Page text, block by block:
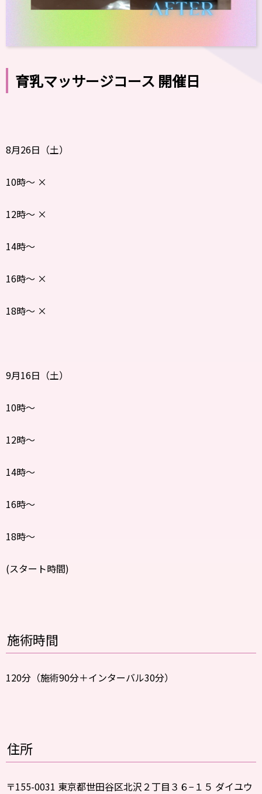
育乳マッサージコース 開催日
8月26日（土）
10時〜 ×
12時〜 ×
14時〜
16時〜 ×
18時〜 ×
9月16日（土）
10時〜
12時〜
14時〜
16時〜
18時〜
(スタート時間)
施術時間
120分（施術90分＋インターバル30分）
住所
〒155-0031 東京都世田谷区北沢２丁目３６−１５ ダイユウ